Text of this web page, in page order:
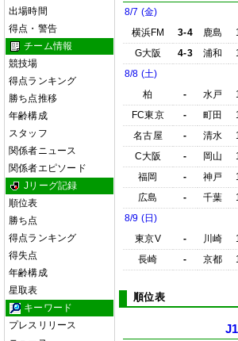
出場時間
得点・警告
チーム情報
競技場
得点ランキング
勝ち点推移
年齢構成
スタッフ
関係者ニュース
関係者エピソード
Jリーグ記録
順位表
勝ち点
得点ランキング
得失点
年齢構成
星取表
キーワード
プレスリリース
8/7 (金)
横浜FM
3-4 鹿島
G大阪
4-3 浦和
8/8 (土)
柏
- 水戸
FC東京
- 町田
名古屋
- 清水
C大阪
- 岡山
福岡
- 神戸
広島
- 千葉
8/9 (日)
東京V
- 川崎
長崎
- 京都
順位表
J1